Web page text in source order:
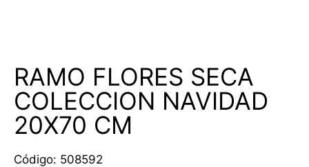
RAMO FLORES SECA
COLECCION NAVIDAD
20X70 CM
Código: 508592